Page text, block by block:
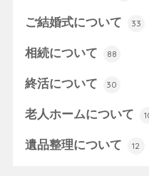
ご結婚式について 33
相続について 88
終活について 30
老人ホームについて
遺品整理について 12